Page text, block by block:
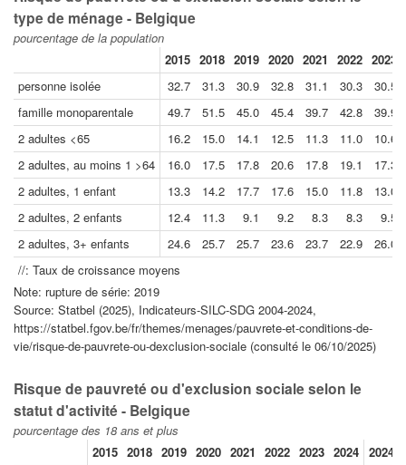
type de ménage - Belgique
pourcentage de la population
2015 2018 2019 2020 2021 2022 2023
personne isolée
32.7 31.3 30.9 32.8 31.1 30.3
30.5
famille monoparentale
49.7 51.5 45.0 45.4 39.7 42.8
39.9
2 adultes <65
16.2 15.0 14.1 12.5 11.3 11.0
10.6
2 adultes, au moins 1 >64
16.0 17.5 17.8 20.6 17.8 19.1
17.3
2 adultes, 1 enfant
13.3 14.2 17.7 17.6 15.0 11.8
13.0
2 adultes, 2 enfants
12.4 11.3 9.1 9.2 8.3 8.3
9.5
2 adultes, 3+ enfants
24.6 25.7 25.7 23.6 23.7 22.9
26.0
//: Taux de croissance moyens
Note: rupture de série: 2019
Source: Statbel (2025), Indicateurs-SILC-SDG 2004-2024,
https://statbel.fgov.be/fr/themes/menages/pauvrete-et-conditions-de-
vie/risque-de-pauvrete-ou-dexclusion-sociale (consulté le 06/10/2025)
Risque de pauvreté ou d'exclusion sociale selon le
statut d'activité - Belgique
pourcentage des 18 ans et plus
2015 2018 2019 2020 2021 2022 2023 2024 2024//